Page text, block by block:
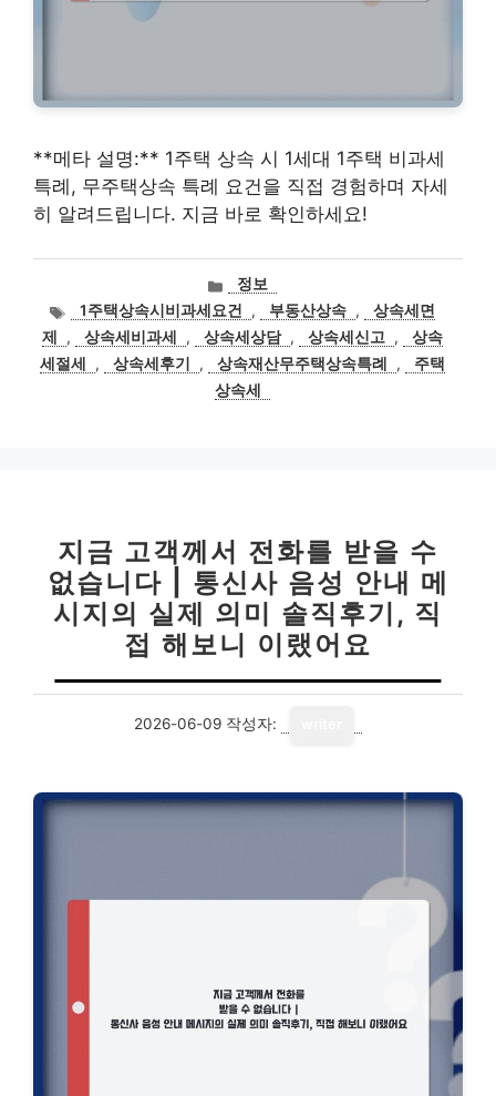
**메타 설명:** 1주택 상속 시 1세대 1주택 비과세
특례, 무주택상속 특례 요건을 직접 경험하며 자세
히 알려드립니다. 지금 바로 확인하세요!
카
테
고
리
정보
태1주택상속시비과세요건 , 부동산상속 ,
상속세면
제
, 상속세비과세 , 상속세상담 , 상속세신고 ,
상속
세절세
, 상속세후기 , 상속재산무주택상속특례 ,
주택
상속세
지금 고객께서 전화를 받을 수
없습니다 | 통신사 음성 안내 메
시지의 실제 의미 솔직후기, 직
접 해보니 이랬어요
2026-06-09 작성자: